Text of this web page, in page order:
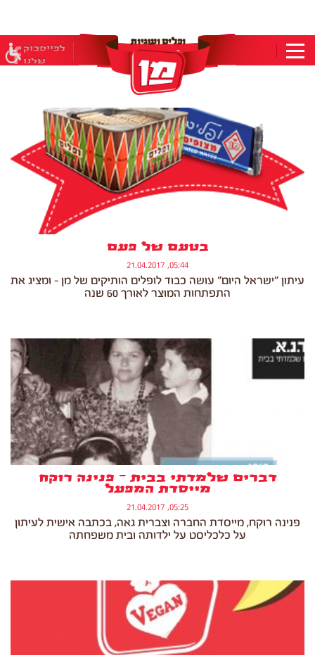
מֻפְעֶלֶת
לִפְתִיחַת
לפייסבוק
שלנו
עלינו ברשת
בטעם של פעם
05:44, 21.04.2017
עיתון "ישראל היום" עושה כבוד לופלים הותיקים של מן - ומציג את
התפתחות המוצר לאורך 60 שנה
דברים שלמדתי בבית – פנינה רוקח
מייסדת המפעל
05:25, 21.04.2017
פנינה רוקח, מייסדת החברה וצברית גאה, בכתבה אישית לעיתון
על כלכליסט על ילדותה ובית משפחתה